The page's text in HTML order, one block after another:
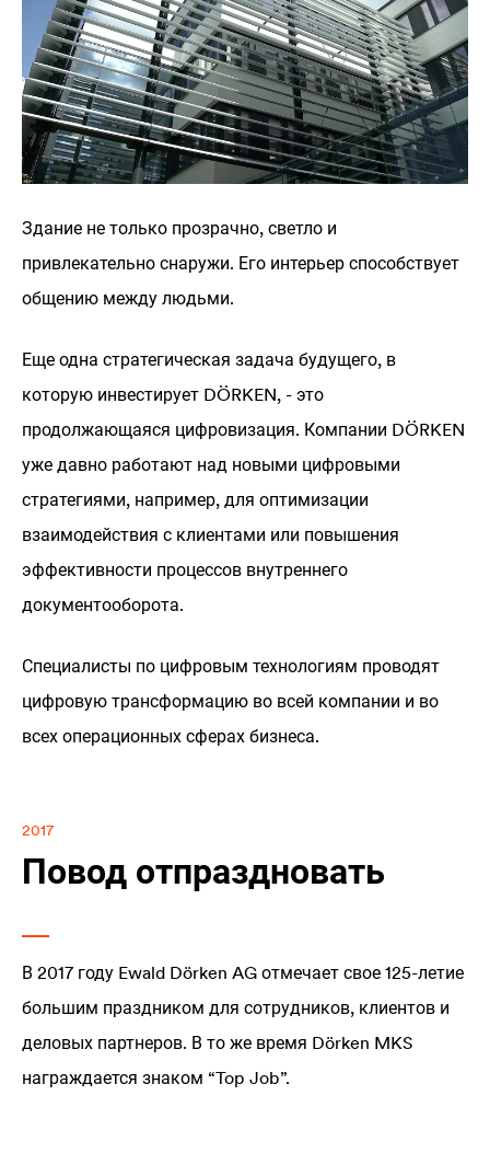
Здание не только прозрачно, светло и
привлекательно снаружи. Его интерьер способствует
общению между людьми.
Еще одна стратегическая задача будущего, в
которую инвестирует DÖRKEN, - это
продолжающаяся цифровизация. Компании DÖRKEN
уже давно работают над новыми цифровыми
стратегиями, например, для оптимизации
взаимодействия с клиентами или повышения
эффективности процессов внутреннего
документооборота.
Специалисты по цифровым технологиям проводят
цифровую трансформацию во всей компании и во
всех операционных сферах бизнеса.
2017
Повод отпраздновать
В 2017 году Ewald Dörken AG отмечает свое 125-летие
большим праздником для сотрудников, клиентов и
деловых партнеров. В то же время Dörken MKS
награждается знаком “Top Job”.